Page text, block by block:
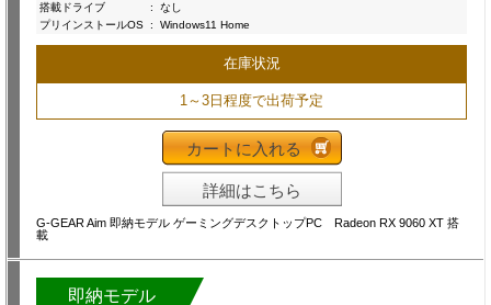
搭載ドライブ
:
なし
プリインストールOS : Windows11 Home
在庫状況
1～3日程度で出荷予定
カートに入れる
詳細はこちら
G-GEAR Aim 即納モデル ゲーミングデスクトップPC Radeon RX 9060 XT 搭
載
即納モデル